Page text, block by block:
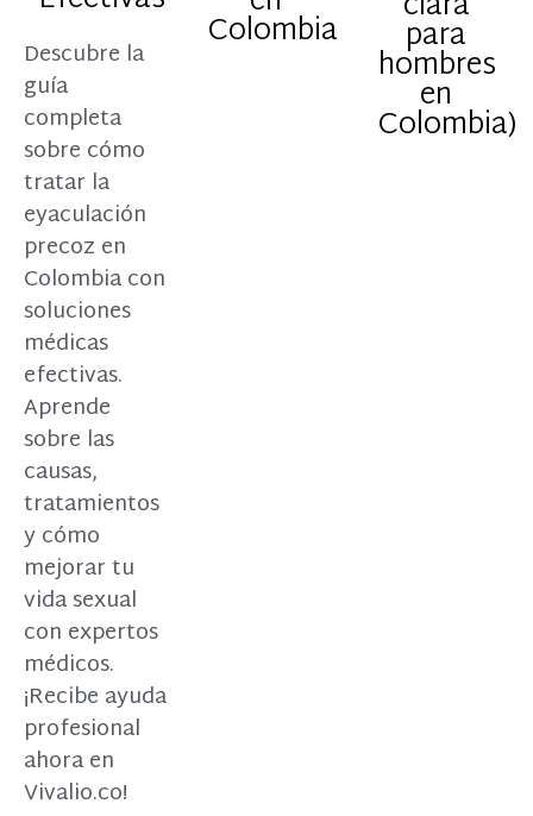
Descubre la
guía
completa
sobre cómo
tratar la
eyaculación
precoz en
Colombia con
soluciones
médicas
efectivas.
Aprende
sobre las
causas,
tratamientos
y cómo
mejorar tu
vida sexual
con expertos
médicos.
¡Recibe ayuda
profesional
ahora en
Vivalio.co!
Colombia para
hombres
en
Colombia)